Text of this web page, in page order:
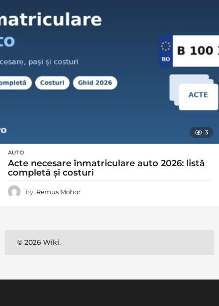
3
AUTO
Acte necesare înmatriculare auto 2026: listă
completă și costuri
by Remus Mohor
© 2026 Wiki.